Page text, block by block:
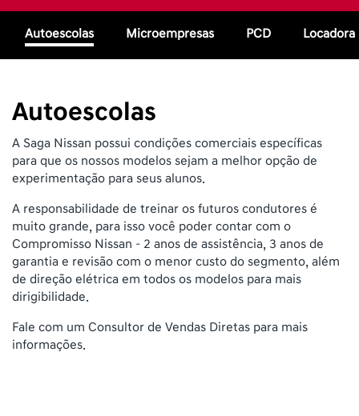
Microempresas PCD Locadora
Autoescolas
Autoescolas
A Saga Nissan possui condições comerciais específicas
para que os nossos modelos sejam a melhor opção de
experimentação para seus alunos.
A responsabilidade de treinar os futuros condutores é
muito grande, para isso você poder contar com o
Compromisso Nissan – 2 anos de assistência, 3 anos de
garantia e revisão com o menor custo do segmento, além
de direção elétrica em todos os modelos para mais
dirigibilidade.
Fale com um Consultor de Vendas Diretas para mais
informações.